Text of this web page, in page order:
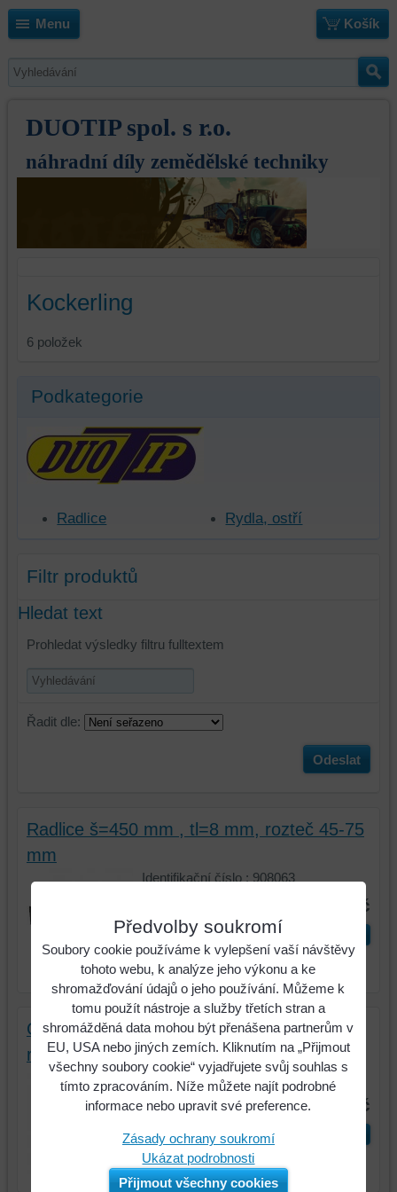
Menu Košík
DUOTIP spol. s r.o.
náhradní díly zemědělské techniky
Kockerling
6 položek
Podkategorie
Radlice Rydla, ostří
Filtr produktů
Hledat text
Prohledat výsledky filtru fulltextem
Řadit dle:
Odeslat
Radlice š=450 mm , tl=8 mm, rozteč 45-75
mm
Identifikační číslo : 908063
895 Kč
ks
Ostří L=490 mm, Š=60mm, T=16 mm,
rozteč 45-75 mm
Identifikační číslo : 506008
255 Kč
ks
Předvolby soukromí
Soubory cookie používáme k vylepšení vaší návštěvy
tohoto webu, k analýze jeho výkonu a ke
shromažďování údajů o jeho používání. Můžeme k
tomu použít nástroje a služby třetích stran a
shromážděná data mohou být přenášena partnerům v
EU, USA nebo jiných zemích. Kliknutím na „Přijmout
všechny soubory cookie“ vyjadřujete svůj souhlas s
tímto zpracováním. Níže můžete najít podrobné
informace nebo upravit své preference.
Zásady ochrany soukromí
Ukázat podrobnosti
Přijmout všechny cookies